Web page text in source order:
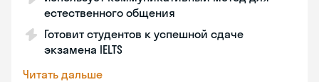
естественного общения
Готовит студентов к успешной сдаче
экзамена IELTS
Читать дальше